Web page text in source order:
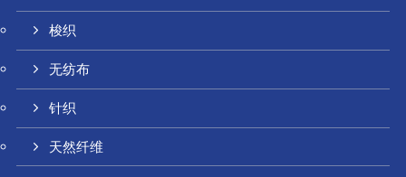
梭织
无纺布
针织
天然纤维